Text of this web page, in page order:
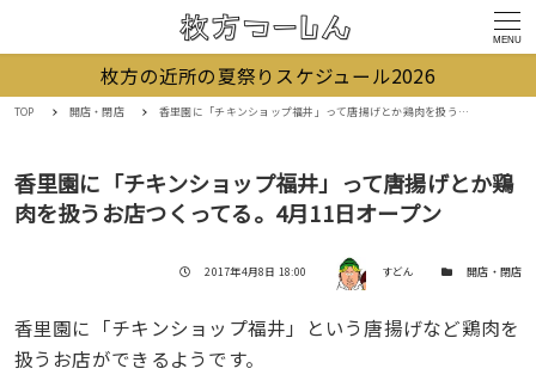
MENU
枚方の近所の夏祭りスケジュール2026
TOP 開店・閉店 香里園に「チキンショップ福井」って唐揚げとか鶏肉を扱うお店つくってる。4月11日オープン
香里園に「チキンショップ福井」って唐揚げとか鶏
肉を扱うお店つくってる。4月11日オープン
投稿日
2017年4月8日 18:00 著者 すどん カテゴリー開店・閉店
香里園に「チキンショップ福井」という唐揚げなど鶏肉を
扱うお店ができるようです。